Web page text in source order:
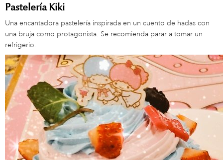
Pastelería Kiki
Una encantadora pastelería inspirada en un cuento de hadas con
una bruja como protagonista. Se recomienda parar a tomar un
refrigerio.